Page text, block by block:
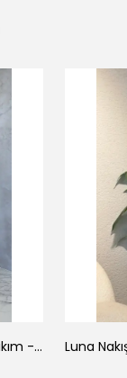
Luna Nakışlı Keten Gömlek Şort Takım - Beyaz